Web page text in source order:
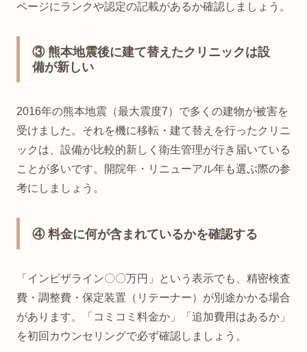
ページにランクや認定の記載があるか確認しましょう。
③ 熊本地震後に建て替えたクリニックは設
備が新しい
2016年の熊本地震（最大震度7）で多くの建物が被害を
受けました。それを機に移転・建て替えを行ったクリニ
ックは、設備が比較的新しく衛生管理が行き届いている
ことが多いです。開院年・リニューアル年も選ぶ際の参
考にしましょう。
④ 料金に何が含まれているかを確認する
「インビザライン〇〇万円」という表示でも、精密検査
費・調整費・保定装置（リテーナー）が別途かかる場合
があります。「コミコミ料金か」「追加費用はあるか」
を初回カウンセリングで必ず確認しましょう。